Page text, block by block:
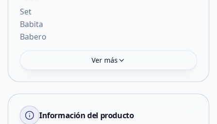
Set
Babita
Babero
Ver más
Información del producto